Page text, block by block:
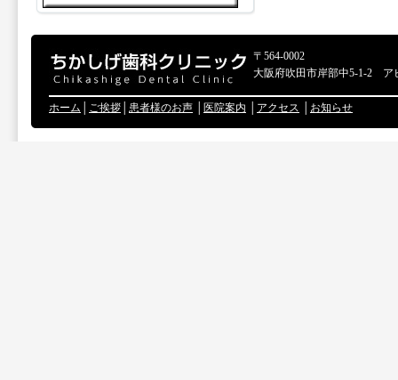
〒564-0002
大阪府吹田市岸部中5-1-2 ア
ホーム ご挨拶 患者様のお声 医院案内 アクセス お知らせ